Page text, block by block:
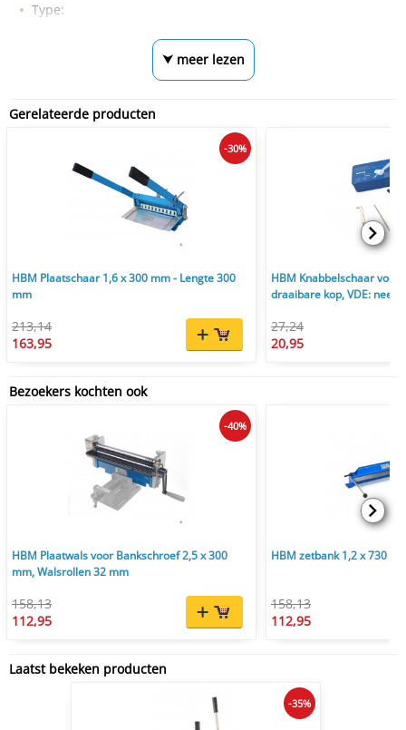
Type:
⮟ meer lezen
Gerelateerde producten
HBM Plaatschaar 1,6 x 300 mm - Lengte 300
mm
213,14
163,95
-30%
HBM Knabbelschaar voor
draaibare kop, VDE: nee
27,24
20,95
Bezoekers kochten ook
HBM Plaatwals voor Bankschroef 2,5 x 300
mm, Walsrollen 32 mm
158,13
112,95
-40%
HBM zetbank 1,2 x 730
158,13
112,95
Laatst bekeken producten
-35%